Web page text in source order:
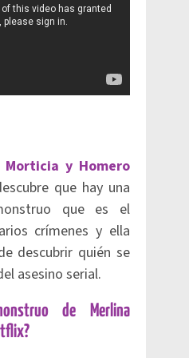
Morticia y Homero
que hay una
que es el
crímenes y ella
descubrir quién se
asesino serial.
de Merlina